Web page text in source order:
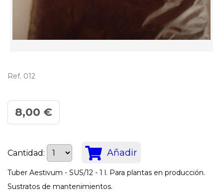
Ref. 012
8,00 €
Cantidad: Añadir
Tuber Aestivum - SUS/12 - 1 l. Para plantas en producción.
Sustratos de mantenimientos.